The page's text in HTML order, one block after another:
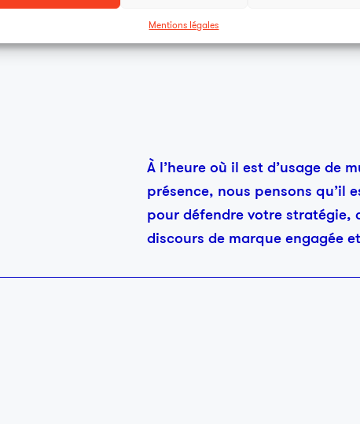
Mentions légales
À l’heure où il est d’usage de
présence, nous pensons qu’il
pour défendre votre stratégie,
discours de marque engagée